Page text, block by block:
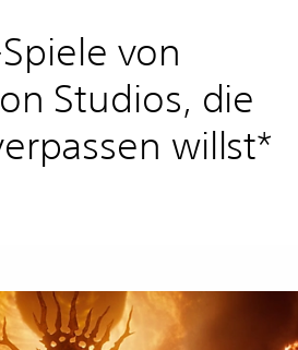
von
Studios, die
willst*